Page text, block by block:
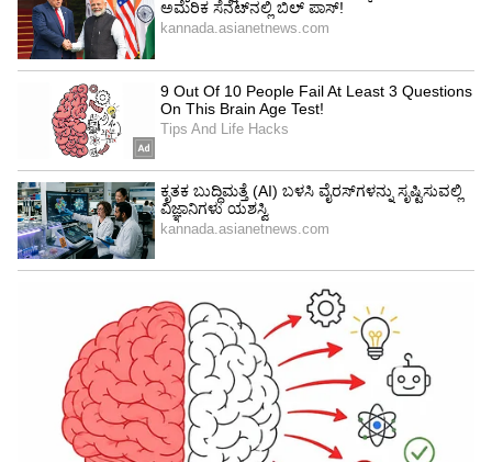
ಫ್ಯಾಷನ್ ನಲ್ಲಿ(Fashion) ಟಾಪ್ ನಟಿಯರೊಂದಿಗೆ
ಸ್ಪರ್ಧಿಸಬಹುದು
ಈ ಫೋಟೋಸ್ ನೋಡಿದರೆ, ಫ್ಯಾಷನ್ ಮತ್ತು ಸ್ಟೈಲ್ ನಲ್ಲಿ
ಬಿ-ಟೌನ್ ನಟಿಯರೊಂದಿಗೆ ಏಕ್ಷಾ ಸ್ಪರ್ಧಿಸುತ್ತಾರೆ ಎಂದು
ನೀವು ಅರ್ಥಮಾಡಿಕೊಂಡಿರಬೇಕು. ಇಲ್ಲಿ ಇವರು ಕಪ್ಪು ಬಣ್ಣದ
ಸ್ಲಿಟ್ ಡ್ರೆಸ್ ಧರಿಸಿರೋದನ್ನು ಕಾಣಬಹುದು, ಅದರಲ್ಲಿ ಅವರ
ಲೆಗ್ಸ್ ಫ್ಲೈನ್ಟ್ ಆಗಿವೆ. ಈ ಲುಕ್ನಲ್ಲಿ, ಅವರು ಬ್ಲಾಕ್ ಬ್ಯಾಗ್
ಜೊತೆಗೆ ಮ್ಯಾಚಿಂಗ್ ಹೀಲ್ಸ್, ಹೇರ್ ಸ್ಟೈಲ್ ಸಹ ಮಾಡಿದ್ದಾರೆ,
ಮತ್ತು ಫ್ರಿಯಾಂಗ್ಗಳು ತುಂಬಾ ಪರ್ಫೆಕ್ಟ್ ಆಗಿ ಕಾಣುತ್ತಿವೆ.